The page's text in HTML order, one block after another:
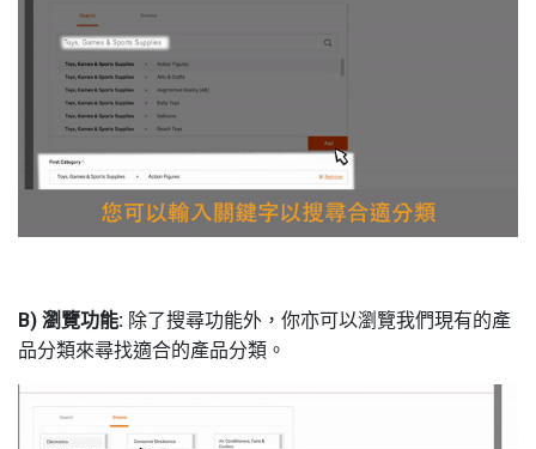
B) 瀏覽功能: 除了搜尋功能外，你亦可以瀏覽我們現有的產
品分類來尋找適合的產品分類。